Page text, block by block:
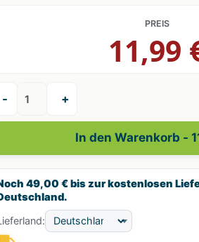
PREIS
11,99
- +
In den Warenkorb -
49,00 € bis zur kostenlosen